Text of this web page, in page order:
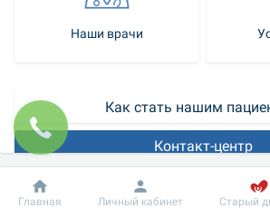
Наши врачи
Как стать нашим
Контакт-центр
В медицинской сети “Добробут” есть все
Добробут Информация
Главная Личный кабинет Старый